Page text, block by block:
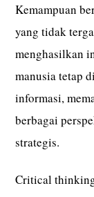
Kemampuan
yang tidak
menghasilkan
manusia tetap
informasi,
berbagai
strategis.
Critical